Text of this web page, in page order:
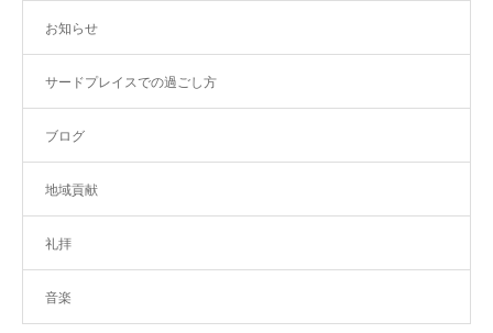
お知らせ
サードプレイスでの過ごし方
ブログ
地域貢献
礼拝
音楽